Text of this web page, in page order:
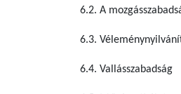
6.2. A
6.3.
6.4. Vallásszabadság